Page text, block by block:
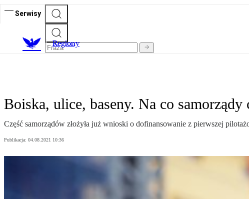
Serwisy
Regiony
Boiska, ulice, baseny. Na co
Część samorządów złożyła już wnioski o dofinansowanie z pierwszej
Publikacja: 04.08.2021 10:36